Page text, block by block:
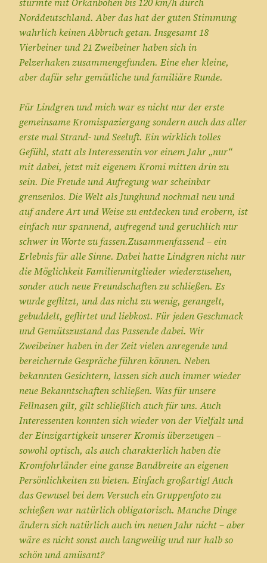
stürmte mit Orkanböhen bis 120 km/h durch
Norddeutschland. Aber das hat der guten Stimmung
wahrlich keinen Abbruch getan. Insgesamt 18
Vierbeiner und 21 Zweibeiner haben sich in
Pelzerhaken zusammengefunden. Eine eher kleine,
aber dafür sehr gemütliche und familiäre Runde.
Für Lindgren und mich war es nicht nur der erste
gemeinsame Kromispaziergang sondern auch das aller
erste mal Strand- und Seeluft. Ein wirklich tolles
Gefühl, statt als Interessentin vor einem Jahr „nur“
mit dabei, jetzt mit eigenem Kromi mitten drin zu
sein. Die Freude und Aufregung war scheinbar
grenzenlos. Die Welt als Junghund nochmal neu und
auf andere Art und Weise zu entdecken und erobern, ist
einfach nur spannend, aufregend und geruchlich nur
schwer in Worte zu fassen.Zusammenfassend – ein
Erlebnis für alle Sinne. Dabei hatte Lindgren nicht nur
die Möglichkeit Familienmitglieder wiederzusehen,
sonder auch neue Freundschaften zu schließen. Es
wurde geflitzt, und das nicht zu wenig, gerangelt,
gebuddelt, geflirtet und liebkost. Für jeden Geschmack
und Gemütszustand das Passende dabei. Wir
Zweibeiner haben in der Zeit vielen anregende und
bereichernde Gespräche führen können. Neben
bekannten Gesichtern, lassen sich auch immer wieder
neue Bekanntschaften schließen. Was für unsere
Fellnasen gilt, gilt schließlich auch für uns. Auch
Interessenten konnten sich wieder von der Vielfalt und
der Einzigartigkeit unserer Kromis überzeugen –
sowohl optisch, als auch charakterlich haben die
Kromfohrländer eine ganze Bandbreite an eigenen
Persönlichkeiten zu bieten. Einfach großartig! Auch
das Gewusel bei dem Versuch ein Gruppenfoto zu
schießen war natürlich obligatorisch. Manche Dinge
ändern sich natürlich auch im neuen Jahr nicht – aber
wäre es nicht sonst auch langweilig und nur halb so
schön und amüsant?